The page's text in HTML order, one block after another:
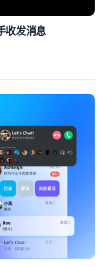
收发消息